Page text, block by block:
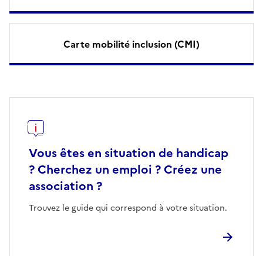
Carte mobilité inclusion (CMI)
Vous êtes en situation de handicap
? Cherchez un emploi ? Créez une
association ?
Trouvez le guide qui correspond à votre situation.